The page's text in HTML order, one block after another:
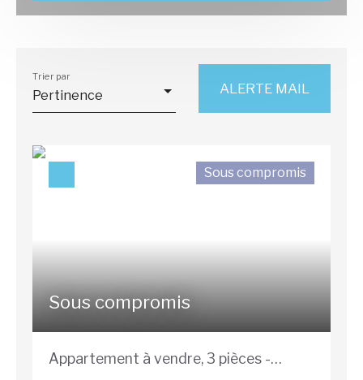
Vente Location Neuf
Localisation
Budget max (€)
Pertinence
Trier par
ALERTE MAIL
Sous compromis
Sous compromis
Appartement à vendre, 3 pièces -